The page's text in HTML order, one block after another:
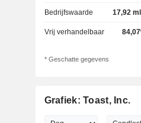
Bedrijfswaarde 17,92
Vrij verhandelbaar
* Geschatte gegevens
Grafiek: Toast, Inc.